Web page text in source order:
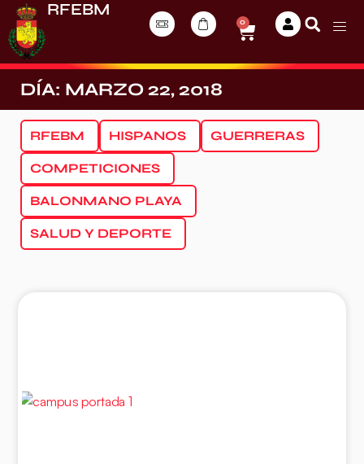
RFEBM
0
DÍA: MARZO 22, 2018
RFEBM HISPANOS GUERRERAS
COMPETICIONES
BALONMANO PLAYA
SALUD Y DEPORTE